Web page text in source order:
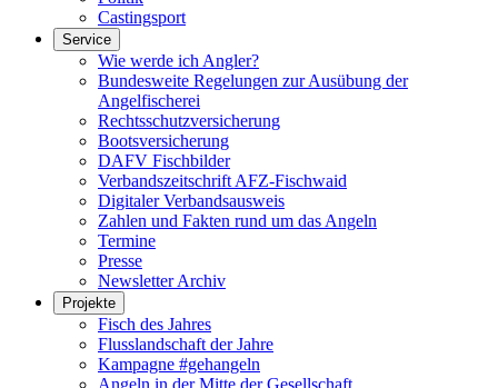
Castingsport
Service
Wie werde ich Angler?
Bundesweite Regelungen zur Ausübung der
Angelfischerei
Rechtsschutzversicherung
Bootsversicherung
DAFV Fischbilder
Verbandszeitschrift AFZ-Fischwaid
Digitaler Verbandsausweis
Zahlen und Fakten rund um das Angeln
Termine
Presse
Newsletter Archiv
Projekte
Fisch des Jahres
Flusslandschaft der Jahre
Kampagne #gehangeln
Angeln in der Mitte der Gesellschaft